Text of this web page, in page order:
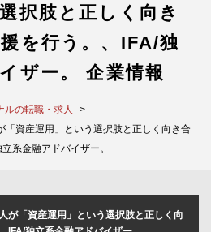
択肢と正しく向き
を行う。、IFA/独
ザー。 企業情報
ルの転職・求人
「資産運用」という選択肢と正しく向き合
系金融アドバイザー。
が「資産運用」という選択肢と正しく向